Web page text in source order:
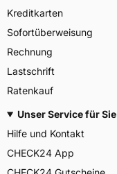
Kreditkarten
Sofortüberweisung
Rechnung
Lastschrift
Ratenkauf
Unser Service für Sie
Hilfe und Kontakt
CHECK24 App